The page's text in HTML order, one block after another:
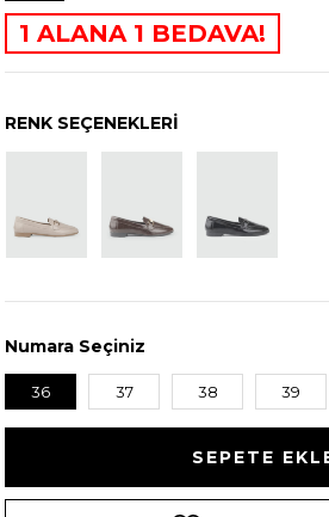
1 ALANA 1 BEDAVA!
RENK SEÇENEKLERI
Numara Seçiniz
36 37 38 39